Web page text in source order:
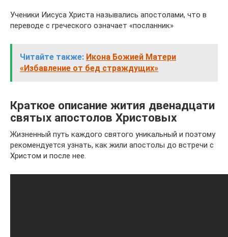
Ученики Иисуса Христа назывались апостолами, что в
переводе с греческого означает «посланник»
Читайте также: Икона Божией Матери
«Избавление от бед страждущих»
Краткое описание жития двенадцати
святых апостолов Христовых
Жизненный путь каждого святого уникальный и поэтому
рекомендуется узнать, как жили апостолы до встречи с
Христом и после нее.